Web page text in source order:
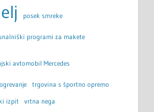
posek smreke
programi za makete
avtomobil Mercedes
trgovina s športno opremo
izpit vrtna nega